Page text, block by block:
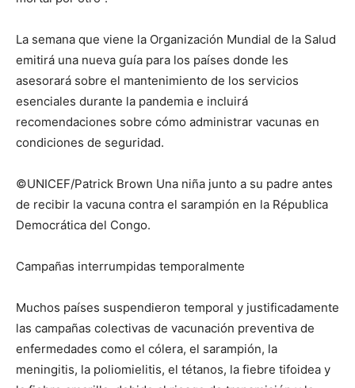
La semana que viene la Organización Mundial de la Salud
emitirá una nueva guía para los países donde les
asesorará sobre el mantenimiento de los servicios
esenciales durante la pandemia e incluirá
recomendaciones sobre cómo administrar vacunas en
condiciones de seguridad.
©UNICEF/Patrick Brown Una niña junto a su padre antes
de recibir la vacuna contra el sarampión en la Républica
Democrática del Congo.
Campañas interrumpidas temporalmente
Muchos países suspendieron temporal y justificadamente
las campañas colectivas de vacunación preventiva de
enfermedades como el cólera, el sarampión, la
meningitis, la poliomielitis, el tétanos, la fiebre tifoidea y